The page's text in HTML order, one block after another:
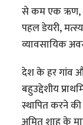
से कम एक ऋण,
पहल डेयरी,
व्यावसायिक
देश के हर गांव
बहुउद्देशीय
स्थापित करने की